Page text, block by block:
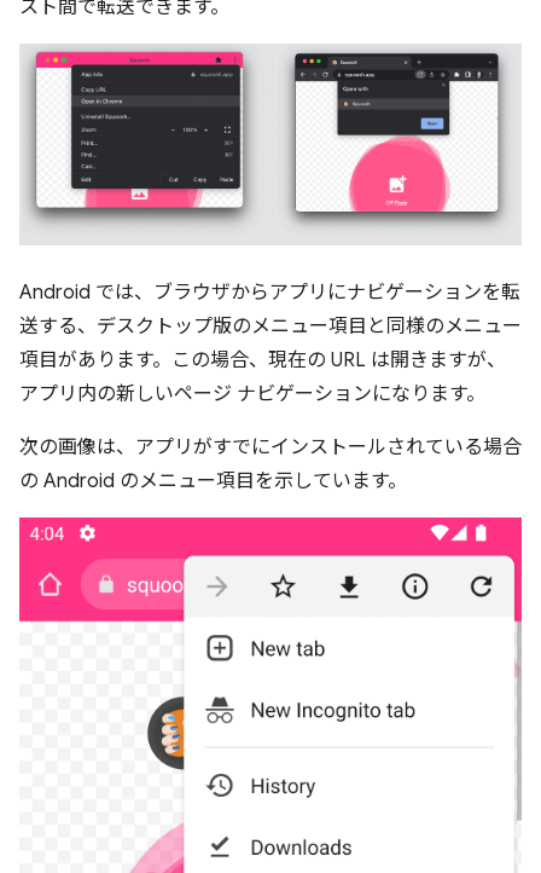
スト間で転送できます。
Android では、ブラウザからアプリにナビゲーションを転
送する、デスクトップ版のメニュー項目と同様のメニュー
項目があります。この場合、現在の URL は開きますが、
アプリ内の新しいページ ナビゲーションになります。
次の画像は、アプリがすでにインストールされている場合
の Android のメニュー項目を示しています。